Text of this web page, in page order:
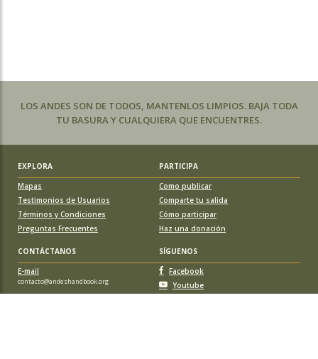
LOS ANDES SON DE TODOS, MANTENLOS LIMPIOS. BAJA TODA
TU BASURA Y CUALQUIERA QUE ENCUENTRES.
EXPLORA
PARTICIPA
Mapas
Testimonios de Usuarios
Términos y Condiciones
Preguntas Frecuentes
Como publicar
Comparte tu salida
Cómo participar
Haz una donación
CONTÁCTANOS
SÍGUENOS
E-mail
contacto@andeshandbook.org
Facebook
Youtube